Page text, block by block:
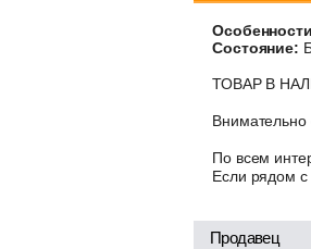
Состояние:
ТОВАР В
Внимательно
По всем
Если рядом с
Продавец